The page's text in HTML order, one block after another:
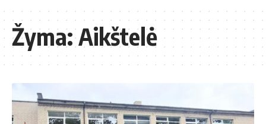
Žyma:Aikštelė